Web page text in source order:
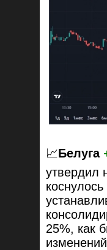
📈Белуга
утвердил
25%, как